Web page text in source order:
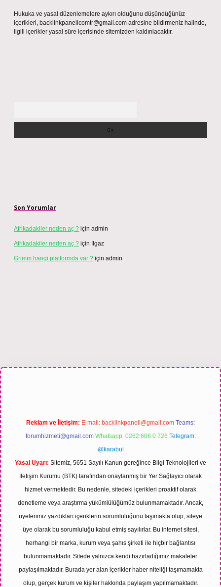
Hukuka ve yasal düzenlemelere aykırı olduğunu düşündüğünüz
içerikleri, backlinkpanelicomtr@gmail.com adresine bildirmeniz halinde,
ilgili içerikler yasal süre içerisinde sitemizden kaldırılacaktır.
Son Yorumlar
Afrikadakiler neden aç ? için admin
Afrikadakiler neden aç ? için Ilgaz
Grimm hangi platformda var ? için admin
bahis sitesi
Reklam ve İletişim: E-mail: backlinkpaneli@gmail.com Teams:
forumhizmeti@gmail.com Whatsapp: 0262 606 0 726 Telegram:
@karabul
Yasal Uyarı: Sitemiz, 5651 Sayılı Kanun gereğince Bilgi Teknolojileri ve
İletişim Kurumu (BTK) tarafından onaylanmış bir Yer Sağlayıcı olarak
hizmet vermektedir. Bu nedenle, sitedeki içerikleri proaktif olarak
denetleme veya araştırma yükümlülüğümüz bulunmamaktadır. Ancak,
üyelerimiz yazdıkları içeriklerin sorumluluğunu taşımakta olup, siteye
üye olarak bu sorumluluğu kabul etmiş sayılırlar. Bu internet sitesi,
herhangi bir marka, kurum veya şahıs şirketi ile hiçbir bağlantısı
bulunmamaktadır. Sitede yalnızca kendi hazırladığımız makaleler
paylaşılmaktadır. Burada yer alan içerikler haber niteliği taşımamakta
olup, gerçek kurum ve kişiler hakkında paylaşım yapılmamaktadır.